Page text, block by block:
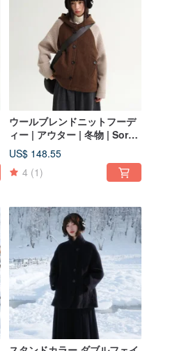
ウールブレンドニットフーデ
ィー | アウター | 冬物 | Sora-
2036
US$ 148.55
4 (1)